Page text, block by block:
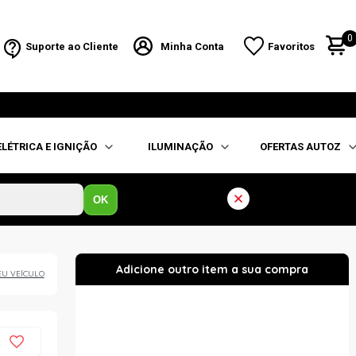
Suporte ao Cliente Minha Conta Favoritos
0
E IGNIÇÃO ILUMINAÇÃO OFERTAS AUTOZ
OK
VEÍCULO